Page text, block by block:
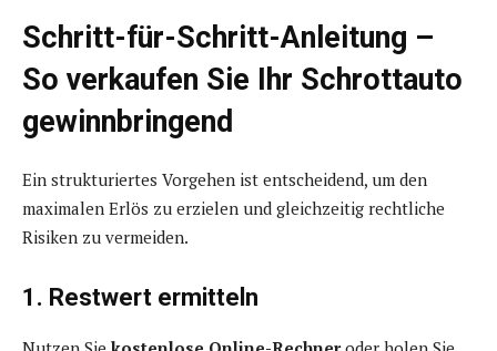
Schritt-für-Schritt-Anleitung –
So verkaufen Sie Ihr Schrottauto
gewinnbringend
Ein strukturiertes Vorgehen ist entscheidend, um den
maximalen Erlös zu erzielen und gleichzeitig rechtliche
Risiken zu vermeiden.
1. Restwert ermitteln